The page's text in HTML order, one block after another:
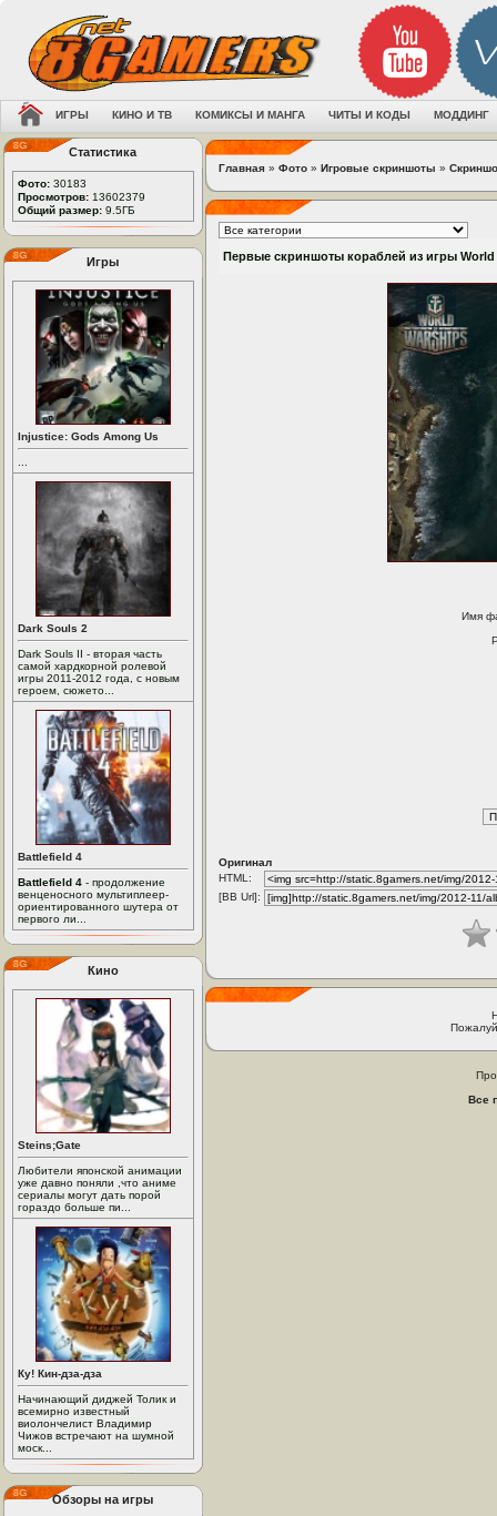
ИГРЫ КИНО И ТВ КОМИКСЫ И МАНГА ЧИТЫ И КОДЫ МОДДИНГ
Статистика
Фото: 30183
Просмотров: 13602379
Общий размер: 9.5ГБ
Игры
Injustice: Gods Among Us
Dark Souls 2
Dark Souls II - вторая часть
самой хардкорной ролевой
игры 2011-2012 года, с новым
героем, сюжето...
Battlefield 4
Battlefield 4 - продолжение
венценосного мультиплеер-
ориентированного шутера от
первого ли...
Кино
Steins;Gate
Любители японской анимации
уже давно поняли ,что аниме
сериалы могут дать порой
гораздо больше пи...
Ку! Кин-дза-дза
Начинающий диджей Толик и
всемирно известный
виолончелист Владимир
Чижов встречают на шумной
моск...
Обзоры на игры
Главная » Фото » Игровые скриншоты »
Первые скриншоты кораблей из игры World
Имя
Оригинал
HTML:
[BB Url]:
Все